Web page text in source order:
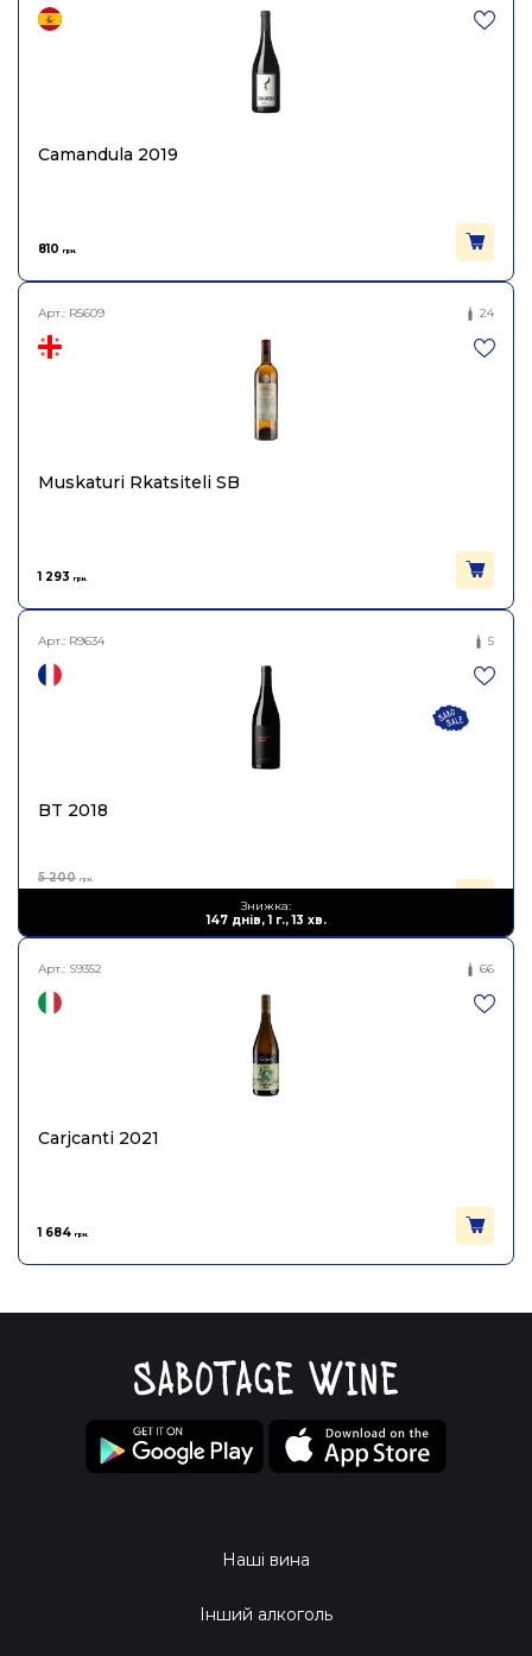
Camandula 2019
810 грн.
Арт.: R5609 24
Muskaturi Rkatsiteli SB
1 293 грн.
Арт.: R9634
Знижка:
147 днів, 1 г., 13 хв.
5
BT 2018
5 200 грн.
Арт.: S9352 66
Carjcanti 2021
1 684 грн.
Наші вина
Інший алкоголь